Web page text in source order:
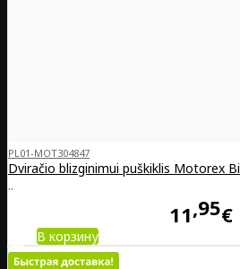
PL01-MOT304847
Dviračio blizginimui puškiklis Motorex
..
11 95€
В корзину